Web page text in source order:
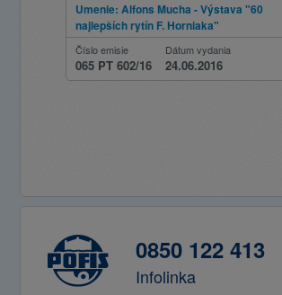
Umenie: Alfons Mucha - Výstava "60
najlepších rytín F. Horniaka"
Číslo emisie
065 PT 602/16
Dátum vydania
24.06.2016
0850 122 413
Infolinka